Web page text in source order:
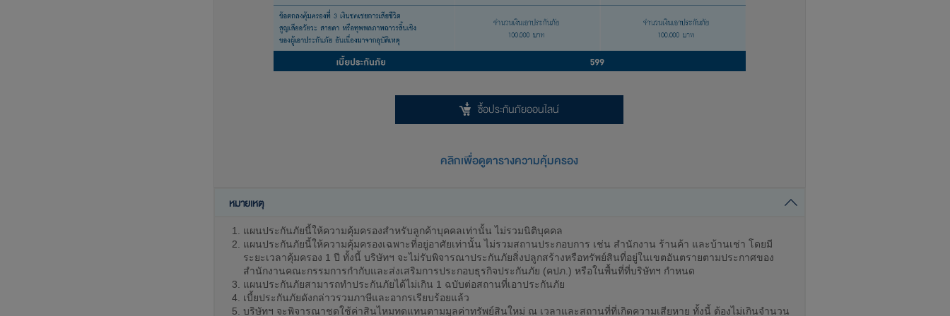
ซื้อประกันภัยออนไลน์
คลิกเพื่อดูตารางความคุ้มครอง
หมายเหตุ
แผนประกันภัยนี้ให้ความคุ้มครองสำหรับลูกค้าบุคคลเท่านั้น ไม่รวมนิติบุคคล
แผนประกันภัยนี้ให้ความคุ้มครองเฉพาะที่อยู่อาศัยเท่านั้น ไม่รวมสถานประกอบการ เช่น สำนักงาน ร้านค้า และบ้านเช่า โดยมี
ระยะเวลาคุ้มครอง 1 ปี ทั้งนี้ บริษัทฯ จะไม่รับพิจารณาประกันภัยสิ่งปลูกสร้างหรือทรัพย์สินที่อยู่ในเขตอันตรายตามประกาศของ
สำนักงานคณะกรรมการกำกับและส่งเสริมการประกอบธุรกิจประกันภัย (คปภ.) หรือในพื้นที่ที่บริษัทฯ กำหนด
แผนประกันภัยสามารถทำประกันภัยได้ไม่เกิน 1 ฉบับต่อสถานที่เอาประกันภัย
เบี้ยประกันภัยดังกล่าวรวมภาษีและอากรเรียบร้อยแล้ว
บริษัทฯ จะพิจารณาชดใช้ค่าสินไหมทดแทนตามมูลค่าทรัพย์สินใหม่ ณ เวลาและสถานที่ที่เกิดความเสียหาย ทั้งนี้ ต้องไม่เกินจำนวน